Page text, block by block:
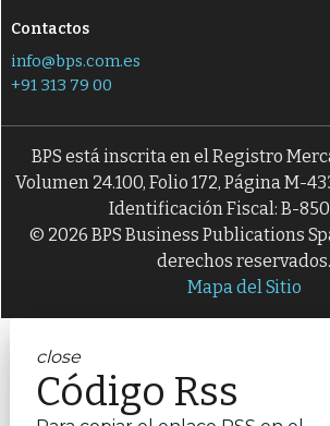
Contactos
info@bps.com.es
+91 313 79 00
BPS está inscrita en el Registro
Volumen 24.100, Folio 172, Página M-
Identificación Fiscal: B-
© 2026 BPS Business Publications
derechos reservados.
Mapa del Sitio
close
Código Rss